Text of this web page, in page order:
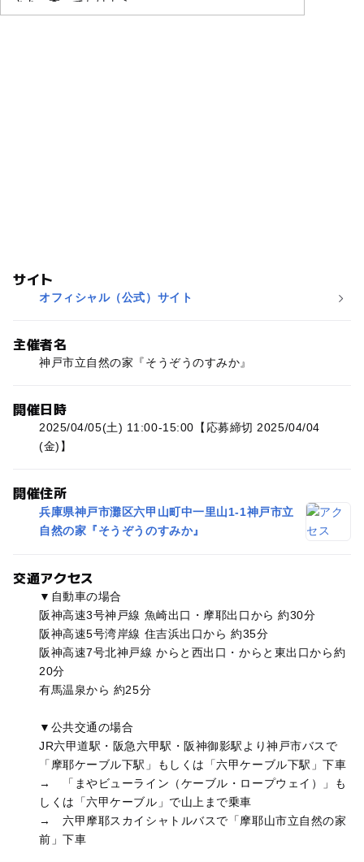
さあ、森へでかけよう。
サイト
オフィシャル（公式）サイト
主催者名
神戸市立自然の家『そうぞうのすみか』
開催日時
2025/04/05(土) 11:00-15:00【応募締切 2025/04/04
(金)】
開催住所
兵庫県神戸市灘区六甲山町中一里山1-1神戸市立
自然の家『そうぞうのすみか』
交通アクセス
▼自動車の場合
阪神高速3号神戸線 魚崎出口・摩耶出口から 約30分
阪神高速5号湾岸線 住吉浜出口から 約35分
阪神高速7号北神戸線 からと西出口・からと東出口から約
20分
有馬温泉から 約25分
▼公共交通の場合
JR六甲道駅・阪急六甲駅・阪神御影駅より神戸市バスで
「摩耶ケーブル下駅」もしくは「六甲ケーブル下駅」下車
→ 「まやビューライン（ケーブル・ロープウェイ）」も
しくは「六甲ケーブル」で山上まで乗車
→ 六甲摩耶スカイシャトルバスで「摩耶山市立自然の家
前」下車